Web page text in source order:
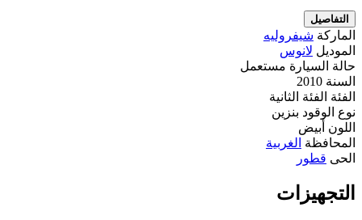
التفاصيل
الماركة شيفروليه
الموديل لانوس
حالة السيارة مستعمل
السنة 2010
الفئة الفئة الثانية
نوع الوقود بنزين
اللون أبيض
المحافظة الغربية
الحى قطور
التجهيزات